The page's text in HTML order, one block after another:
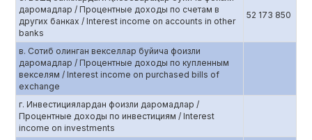
даромадлар / Процентные доходы по счетам в
других банках / Interest income on accounts in other
banks
52 173 850
в. Сотиб олинган векселлар буйича фоизли
даромадлар / Процентные доходы по купленным
векселям / Interest income on purchased bills of
exchange
г. Инвестициялардан фоизли даромадлар /
Процентные доходы по инвестициям / Interest
income on investments